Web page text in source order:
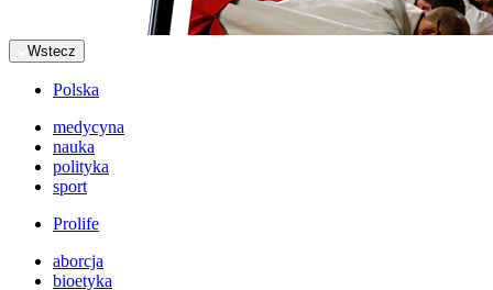
Wstecz
Polska
medycyna
nauka
polityka
sport
Prolife
aborcja
bioetyka